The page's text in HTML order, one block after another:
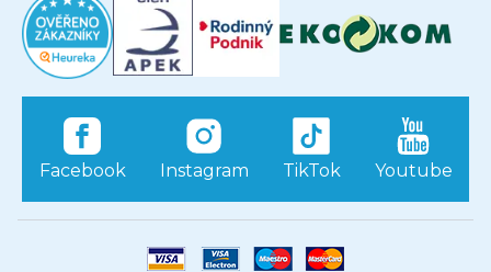
Facebook Instagram TikTok Youtube